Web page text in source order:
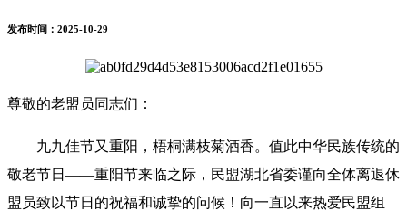
发布时间：2025-10-29
尊敬的老盟员同志们：
九九佳节又重阳，梧桐满枝菊酒香。值此中华民族传统的
敬老节日 ——重阳节来临之际，民盟湖北省委谨向全体离退休
盟员致以节日的祝福和诚挚的问候！向一直以来热爱民盟组